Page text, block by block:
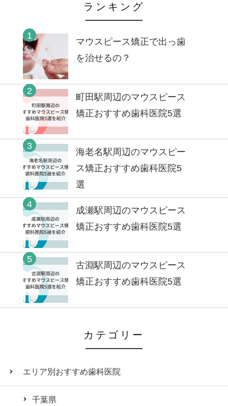
ランキング
1
マウスピース矯正で出っ歯
を治せるの？
2
町田駅周辺のマウスピース
矯正おすすめ歯科医院5選
3
海老名駅周辺のマウスピー
ス矯正おすすめ歯科医院5
選
4
成瀬駅周辺のマウスピース
矯正おすすめ歯科医院5選
5
古淵駅周辺のマウスピース
矯正おすすめ歯科医院5選
カテゴリー
エリア別おすすめ歯科医院
千葉県